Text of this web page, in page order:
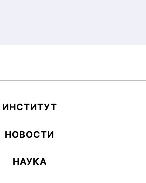
ИН­СТИ­ТУТ
НОВОСТИ
НАУКА